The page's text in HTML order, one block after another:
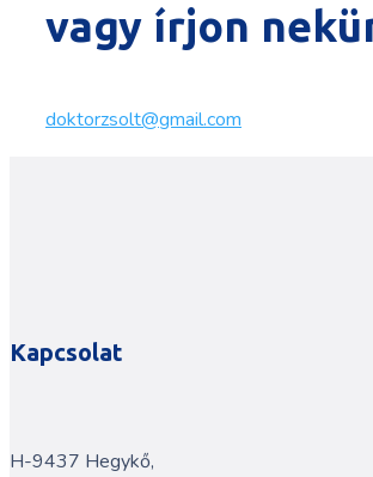
vagy írjon
doktorzsolt@gmail.com
Kapcsolat
H-9437 Hegykő,